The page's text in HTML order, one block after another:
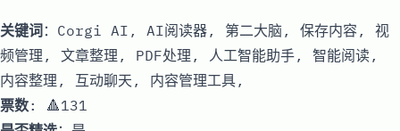
关键词 ：Corgi AI, AI阅读器, 第二大脑, 保存内容, 视
频管理, 文章整理, PDF处理, 人工智能助手, 智能阅读,
内容整理, 互动聊天, 内容管理工具,
票数: 🔺131